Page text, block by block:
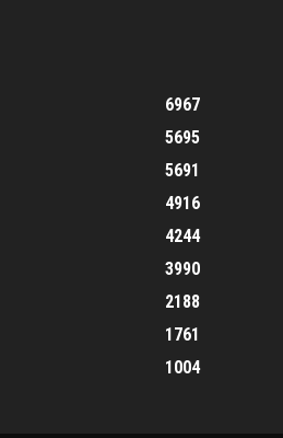
6967
5695
5691
4916
4244
3990
2188
1761
1004